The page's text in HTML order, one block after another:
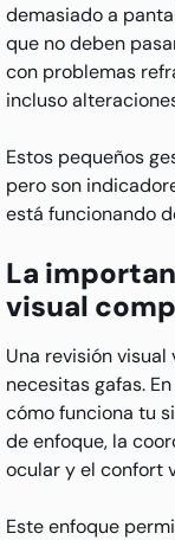
demasiado a
que no deben
con problemas
incluso
Estos pequeños
pero son
está funcionando
La
visual
Una revisión
necesitas gafas.
cómo funciona tu
de enfoque, la
ocular y el confort
Este enfoque